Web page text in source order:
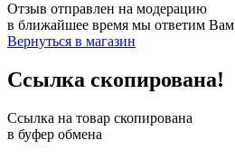
Отзыв отправлен на модерацию
в ближайшее время мы ответим Вам
Вернуться в магазин
Ссылка скопирована!
Ссылка на товар скопирована
в буфер обмена